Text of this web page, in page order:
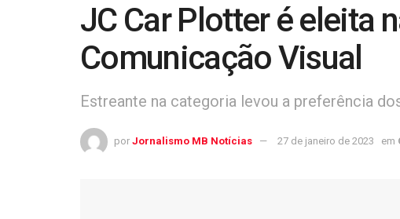
JC Car Plotter é eleita
Comunicação Visual
Estreante na categoria levou a preferência
por Jornalismo MB Notícias 27 de janeiro de 2023 em